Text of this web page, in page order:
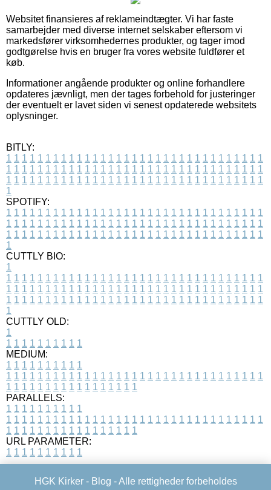
Websitet finansieres af reklameindtægter. Vi har faste
samarbejder med diverse internet selskaber eftersom vi
markedsfører virksomhedernes produkter, og tager imod
godtgørelse hvis en bruger fra vores website fuldfører et
køb.
Informationer angående produkter og online forhandlere
opdateres jævnligt, men der tages forbehold for justeringer
der eventuelt er lavet siden vi senest opdaterede websitets
oplysninger.
BITLY:
1 1 1 1 1 1 1 1 1 1 1 1 1 1 1 1 1 1 1 1 1 1 1 1 1 1 1 1 1 1 1 1 1
1 1 1 1 1 1 1 1 1 1 1 1 1 1 1 1 1 1 1 1 1 1 1 1 1 1 1 1 1 1 1 1 1
1 1 1 1 1 1 1 1 1 1 1 1 1 1 1 1 1 1 1 1 1 1 1 1 1 1 1 1 1 1 1 1 1
1
SPOTIFY:
1 1 1 1 1 1 1 1 1 1 1 1 1 1 1 1 1 1 1 1 1 1 1 1 1 1 1 1 1 1 1 1 1
1 1 1 1 1 1 1 1 1 1 1 1 1 1 1 1 1 1 1 1 1 1 1 1 1 1 1 1 1 1 1 1 1
1 1 1 1 1 1 1 1 1 1 1 1 1 1 1 1 1 1 1 1 1 1 1 1 1 1 1 1 1 1 1 1 1
1
CUTTLY BIO:
1
1 1 1 1 1 1 1 1 1 1 1 1 1 1 1 1 1 1 1 1 1 1 1 1 1 1 1 1 1 1 1 1 1
1 1 1 1 1 1 1 1 1 1 1 1 1 1 1 1 1 1 1 1 1 1 1 1 1 1 1 1 1 1 1 1 1
1 1 1 1 1 1 1 1 1 1 1 1 1 1 1 1 1 1 1 1 1 1 1 1 1 1 1 1 1 1 1 1 1
1
CUTTLY OLD:
1
1 1 1 1 1 1 1 1 1 1
MEDIUM:
1 1 1 1 1 1 1 1 1 1
1 1 1 1 1 1 1 1 1 1 1 1 1 1 1 1 1 1 1 1 1 1 1 1 1 1 1 1 1 1 1 1 1
1 1 1 1 1 1 1 1 1 1 1 1 1 1 1 1 1
PARALLELS:
1 1 1 1 1 1 1 1 1 1
1 1 1 1 1 1 1 1 1 1 1 1 1 1 1 1 1 1 1 1 1 1 1 1 1 1 1 1 1 1 1 1 1
1 1 1 1 1 1 1 1 1 1 1 1 1 1 1 1 1
URL PARAMETER:
1 1 1 1 1 1 1 1 1 1
HGK Kirker - Blog - Alle rettigheder forbeholdes